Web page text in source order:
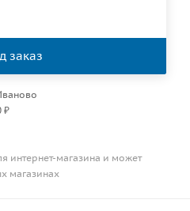
заказ
₽
интернет-магазина и может
магазинах